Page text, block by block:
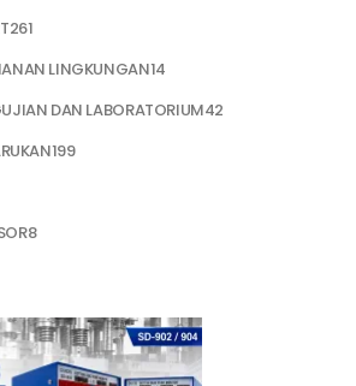
261
LINGKUNGAN14
DAN LABORATORIUM42
199
8